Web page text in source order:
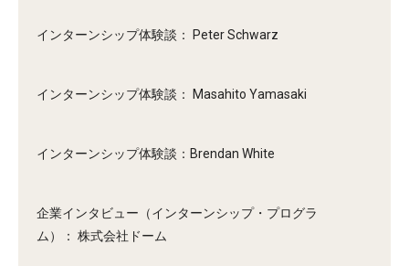
インターンシップ体験談： Peter Schwarz
インターンシップ体験談： Masahito Yamasaki
インターンシップ体験談：Brendan White
企業インタビュー（インターンシップ・プログラ
ム）： 株式会社ドーム